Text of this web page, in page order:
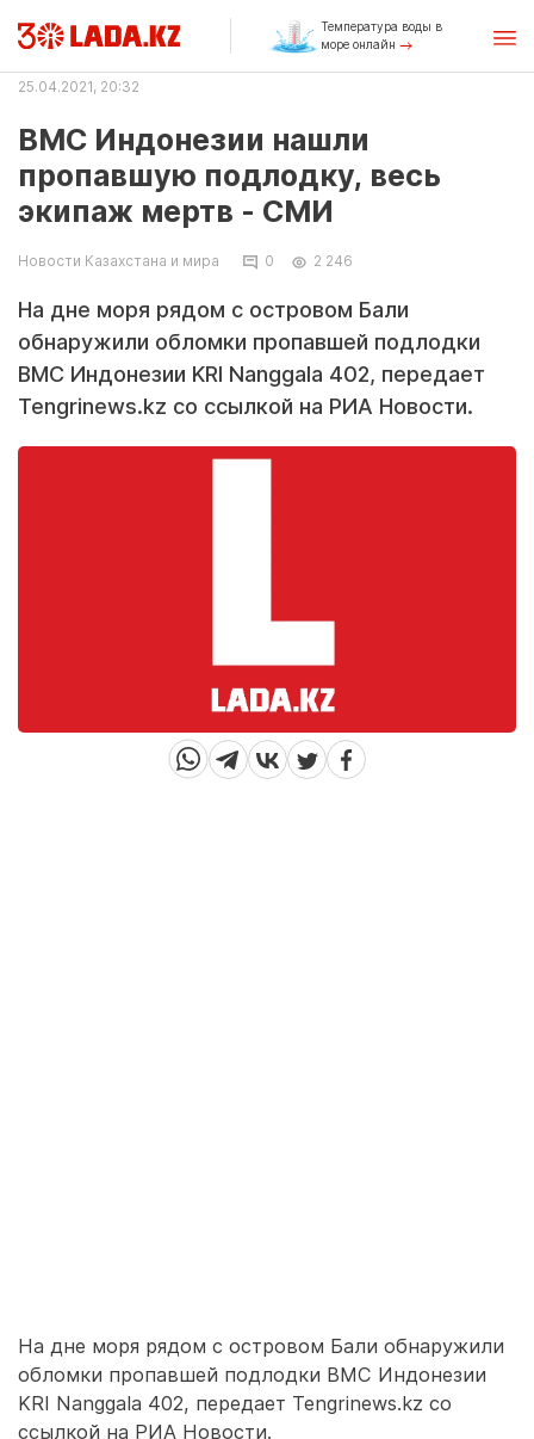
Температура воды в
море онлайн
25.04.2021, 20:32
ВМС Индонезии нашли
пропавшую подлодку, весь
экипаж мертв - СМИ
Новости Казахстана и мира 0 2 246
На дне моря рядом с островом Бали
обнаружили обломки пропавшей подлодки
ВМС Индонезии KRI Nanggala 402, передает
Tengrinews.kz со ссылкой на РИА Новости.
На дне моря рядом с островом Бали обнаружили
обломки пропавшей подлодки ВМС Индонезии
KRI Nanggala 402, передает Tengrinews.kz со
ссылкой на РИА Новости.